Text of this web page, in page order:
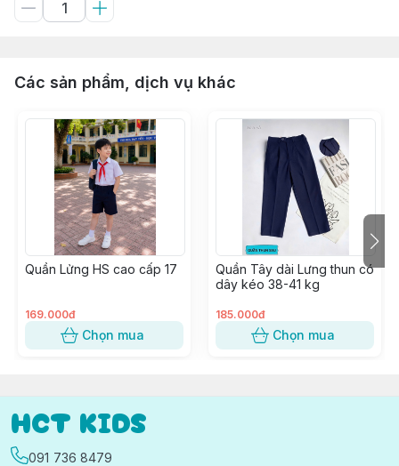
Các sản phẩm, dịch vụ khác
Quần Lửng HS cao cấp 17
169.000đ
Chọn mua
Quần Tây dài Lưng thun có
dây kéo 38-41 kg
185.000đ
Chọn mua
HCT KIDS
091 736 8479